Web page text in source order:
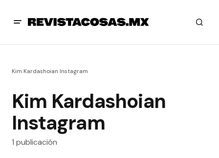
Kim Kardashoian Instagram
Kim Kardashoian
Instagram
1 publicación